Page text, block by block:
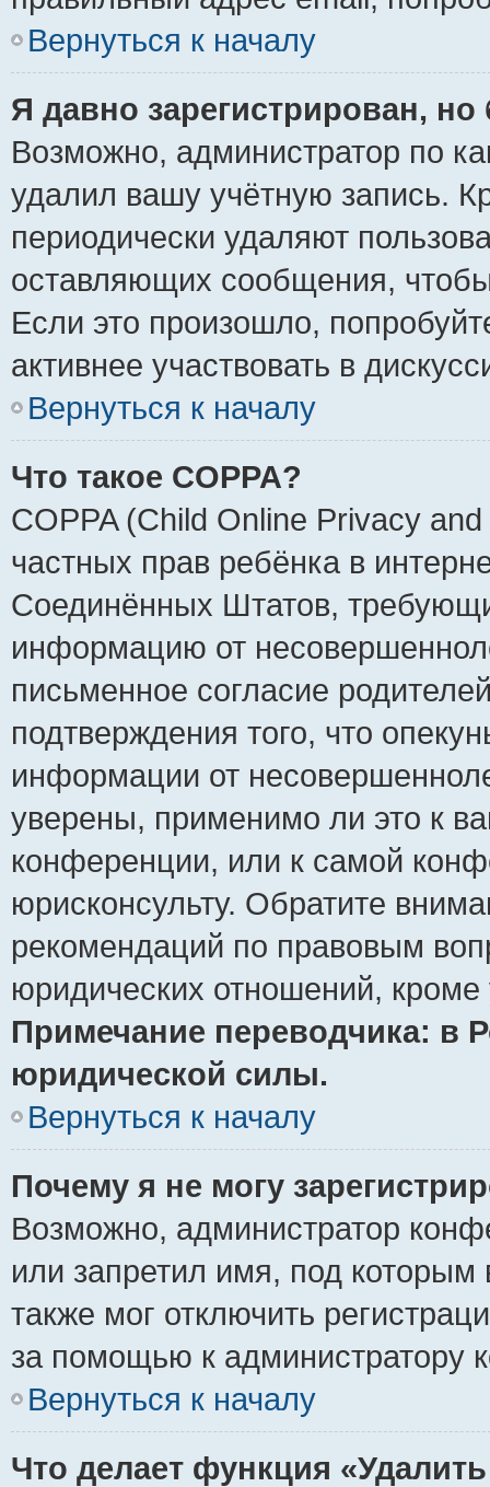
Вернуться к началу
Я давно зарегистрирован,
Возможно, администратор по
удалил вашу учётную запись.
периодически удаляют
оставляющих сообщения,
Если это произошло,
активнее участвовать в
Вернуться к началу
Что такое COPPA?
COPPA (Child Online Privacy
частных прав ребёнка в
Соединённых Штатов,
информацию от
письменное согласие
подтверждения того, что
информации от
уверены, применимо ли это к
конференции, или к самой
юрисконсульту. Обратите
рекомендаций по правовым
юридических отношений,
Примечание переводчика: в
юридической силы.
Вернуться к началу
Почему я не могу
Возможно, администратор
или запретил имя, под которым
также мог отключить
за помощью к администратору
Вернуться к началу
Что делает функция